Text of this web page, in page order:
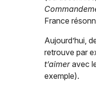
France
Aujourd’hui,
retrouve par
t’aimeravec
exemple).